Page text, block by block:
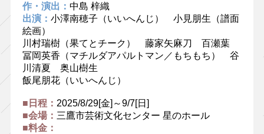
作・演出： 中島 梓織
出演： 小澤南穂子（いいへんじ） 小見朋生（譜面
絵画）
川村瑞樹（果てとチーク） 藤家矢麻刀 百瀬葉
冨岡英香（マチルダアパルトマン／もちもち） 谷
川清夏 奥山樹生
飯尾朋花（いいへんじ）
■日程： 2025/8/29[金]～9/7[日]
■会場： 三鷹市芸術文化センター 星のホール
■料金：